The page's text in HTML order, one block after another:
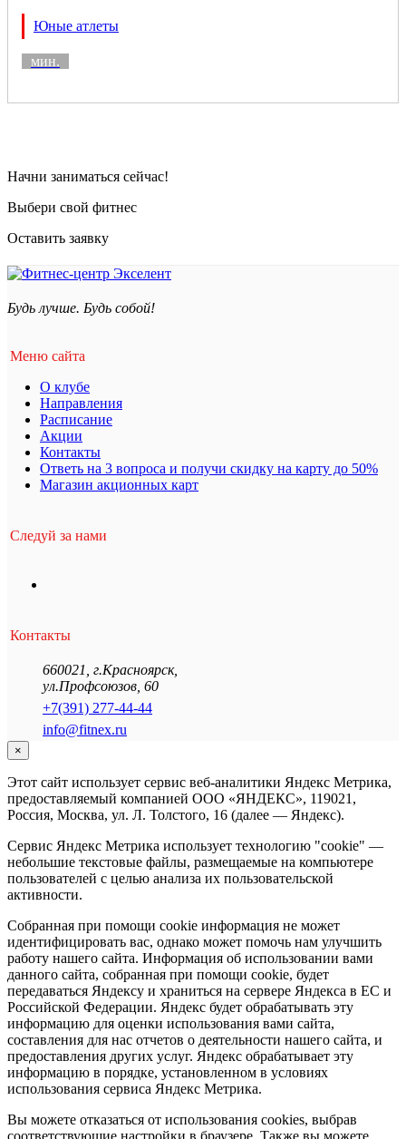
Юные атлеты
мин.
Начни заниматься сейчас!
Выбери свой фитнес
Оставить заявку
Будь лучше. Будь собой!
Меню сайта
О клубе
Направления
Расписание
Акции
Контакты
Ответь на 3 вопроса и получи скидку на карту до 50%
Магазин акционных карт
Следуй за нами
Контакты
660021 г.Красноярск,
ул.Профсоюзов, 60
+7(391) 277-44-44
info@fitnex.ru
×
Этот сайт использует сервис веб-аналитики Яндекс Метрика,
предоставляемый компанией ООО «ЯНДЕКС», 119021,
Россия, Москва, ул. Л. Толстого, 16 (далее — Яндекс).
Сервис Яндекс Метрика использует технологию "cookie" —
небольшие текстовые файлы, размещаемые на компьютере
пользователей с целью анализа их пользовательской
активности.
Собранная при помощи cookie информация не может
идентифицировать вас, однако может помочь нам улучшить
работу нашего сайта. Информация об использовании вами
данного сайта, собранная при помощи cookie, будет
передаваться Яндексу и храниться на сервере Яндекса в ЕС и
Российской Федерации. Яндекс будет обрабатывать эту
информацию для оценки использования вами сайта,
составления для нас отчетов о деятельности нашего сайта, и
предоставления других услуг. Яндекс обрабатывает эту
информацию в порядке, установленном в условиях
использования сервиса Яндекс Метрика.
Вы можете отказаться от использования cookies, выбрав
соответствующие настройки в браузере. Также вы можете